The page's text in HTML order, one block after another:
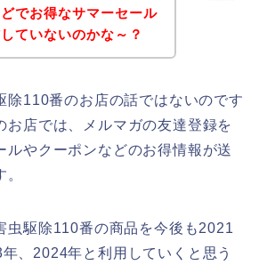
でお得なサマーセール
ていないのかな～？
除110番のお店の話ではないのです
お店では、メルマガの友達登録を
ルやクーポンなどのお得情報が送
虫駆除110番の商品を今後も2021
、2024年と利用していくと思う